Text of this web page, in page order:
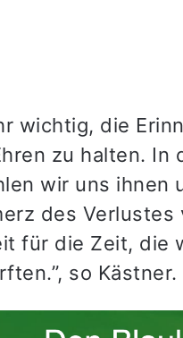
wichtig, die
zu halten. In
wir uns ihnen
des
für die Zeit, die
so Kästner.